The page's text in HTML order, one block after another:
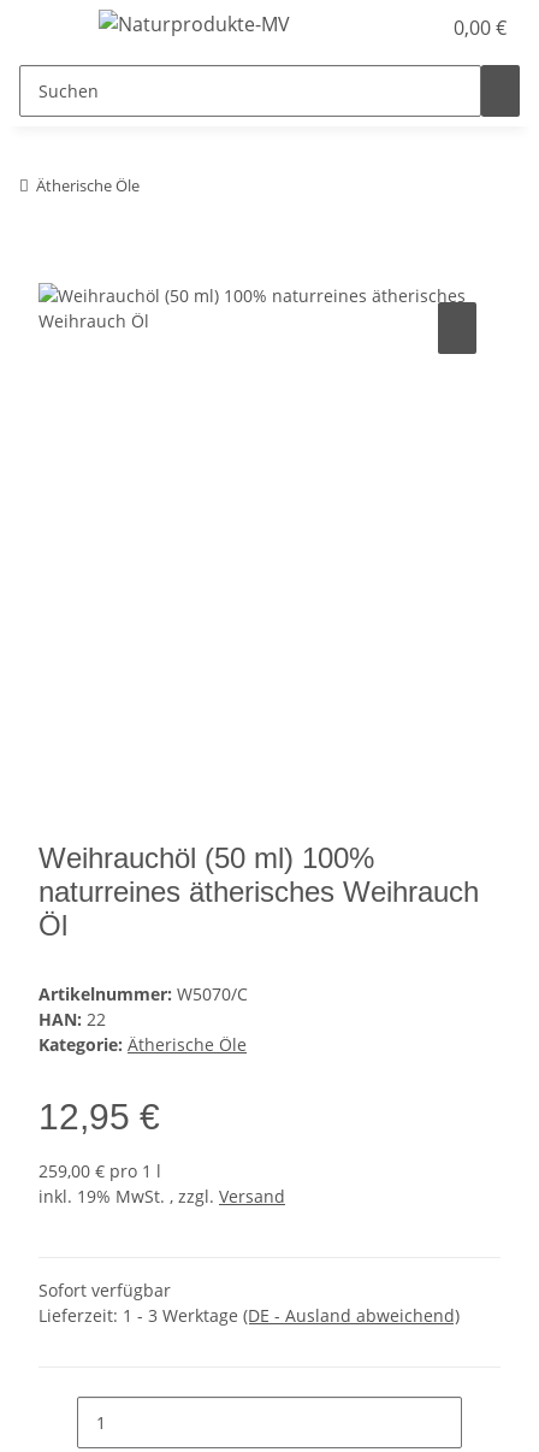
0,00 €
Ätherische Öle
Weihrauchöl (50 ml) 100%
naturreines ätherisches Weihrauch
Öl
Artikelnummer: W5070/C
HAN: 22
Kategorie: Ätherische Öle
12,95 €
259,00 € pro 1 l
inkl. 19% MwSt. , zzgl. Versand
Sofort verfügbar
Lieferzeit: 1 - 3 Werktage (DE - Ausland abweichend)